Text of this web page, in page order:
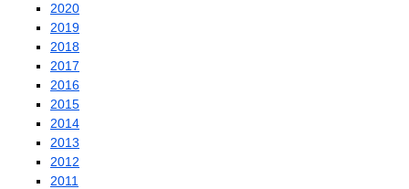
2020
2019
2018
2017
2016
2015
2014
2013
2012
2011